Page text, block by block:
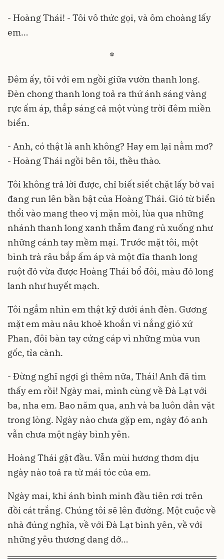
- Hoàng Thái! - Tôi vô thức gọi, và ôm choàng lấy
em…
*
Đêm ấy, tôi với em ngồi giữa vườn thanh long.
Đèn chong thanh long toả ra thứ ánh sáng vàng
rực ấm áp, thắp sáng cả một vùng trời đêm miền
biển.
- Anh, có thật là anh không? Hay em lại nằm mơ?
- Hoàng Thái ngồi bên tôi, thều thào.
Tôi không trả lời được, chỉ biết siết chặt lấy bờ vai
đang run lên bần bật của Hoàng Thái. Gió từ biển
thổi vào mang theo vị mặn mòi, lùa qua những
nhánh thanh long xanh thẫm đang rủ xuống như
những cánh tay mềm mại. Trước mặt tôi, một
bình trà râu bắp ấm áp và một đĩa thanh long
ruột đỏ vừa được Hoàng Thái bổ đôi, màu đỏ long
lanh như huyết mạch.
Tôi ngắm nhìn em thật kỹ dưới ánh đèn. Gương
mặt em màu nâu khoẻ khoắn vì nắng gió xứ
Phan, đôi bàn tay cứng cáp vì những mùa vun
gốc, tỉa cành.
- Đừng nghĩ ngợi gì thêm nữa, Thái! Anh đã tìm
thấy em rồi! Ngày mai, mình cùng về Đà Lạt với
ba, nha em. Bao năm qua, anh và ba luôn dằn vặt
trong lòng. Ngày nào chưa gặp em, ngày đó anh
vẫn chưa một ngày bình yên.
Hoàng Thái gật đầu. Vẫn mùi hương thơm dịu
ngày nào toả ra từ mái tóc của em.
Ngày mai, khi ánh bình minh đầu tiên rơi trên
đồi cát trắng. Chúng tôi sẽ lên đường. Một cuộc về
nhà đúng nghĩa, về với Đà Lạt bình yên, về với
những yêu thương dang dở…